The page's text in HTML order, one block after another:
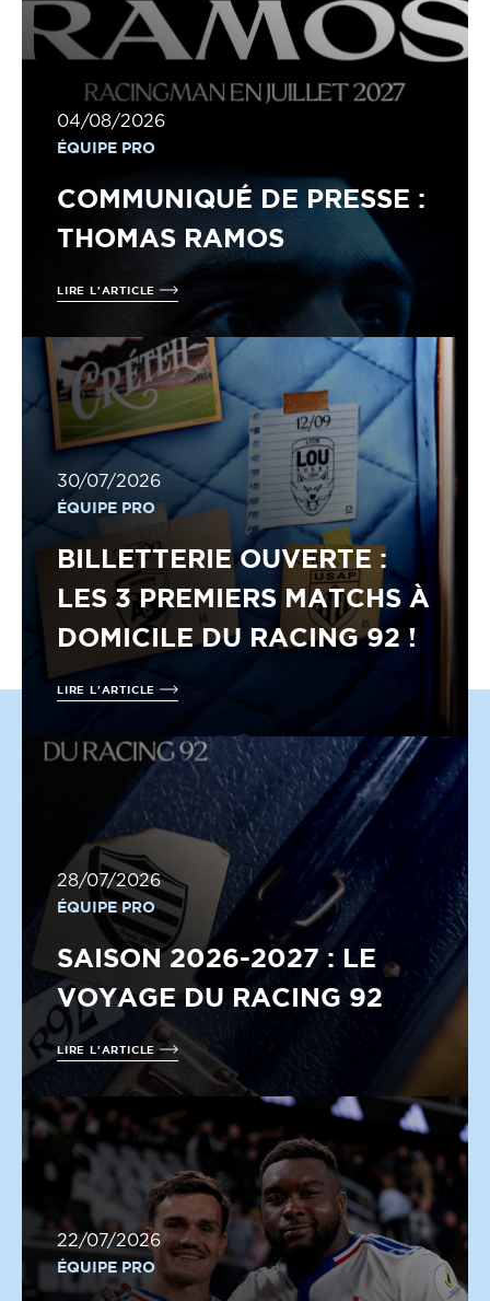
04/08/2026
ÉQUIPE PRO
COMMUNIQUÉ DE PRESSE :
THOMAS RAMOS
LIRE L'ARTICLE
30/07/2026
ÉQUIPE PRO
BILLETTERIE OUVERTE :
LES 3 PREMIERS MATCHS À
DOMICILE DU RACING 92 !
LIRE L'ARTICLE
28/07/2026
ÉQUIPE PRO
SAISON 2026-2027 : LE
VOYAGE DU RACING 92
LIRE L'ARTICLE
22/07/2026
ÉQUIPE PRO